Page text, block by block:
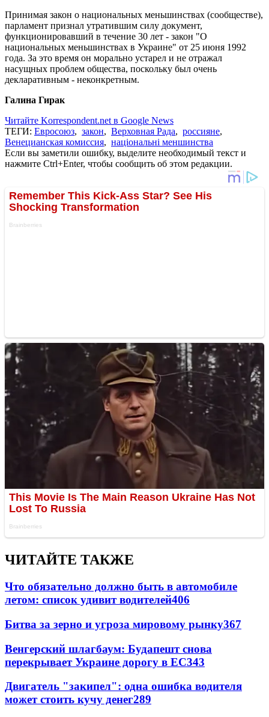
Принимая закон о национальных меньшинствах (сообществе),
парламент признал утратившим силу документ,
функционировавший в течение 30 лет - закон "О
национальных меньшинствах в Украине" от 25 июня 1992
года. За это время он морально устарел и не отражал
насущных проблем общества, поскольку был очень
декларативным - неконкретным.
Галина Гирак
Читайте Korrespondent.net в Google News
ТЕГИ: Евросоюз, закон, Верховная Рада, россияне,
Венецианская комиссия, національні меншинства
Если вы заметили ошибку, выделите необходимый текст и
нажмите Ctrl+Enter, чтобы сообщить об этом редакции.
ЧИТАЙТЕ ТАКЖЕ
Что обязательно должно быть в автомобиле
летом: список удивит водителей406
Битва за зерно и угроза мировому рынку367
Венгерский шлагбаум: Будапешт снова
перекрывает Украине дорогу в ЕС343
Двигатель "закипел": одна ошибка водителя
может стоить кучу денег289